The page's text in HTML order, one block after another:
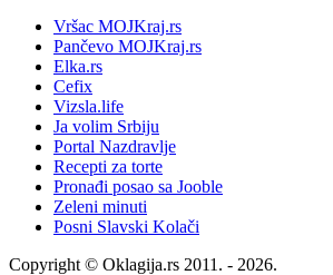
Vršac MOJKraj.rs
Pančevo MOJKraj.rs
Elka.rs
Cefix
Vizsla.life
Ja volim Srbiju
Portal Nazdravlje
Recepti za torte
Pronađi posao sa Jooble
Zeleni minuti
Posni Slavski Kolači
Copyright © Oklagija.rs 2011. - 2026.